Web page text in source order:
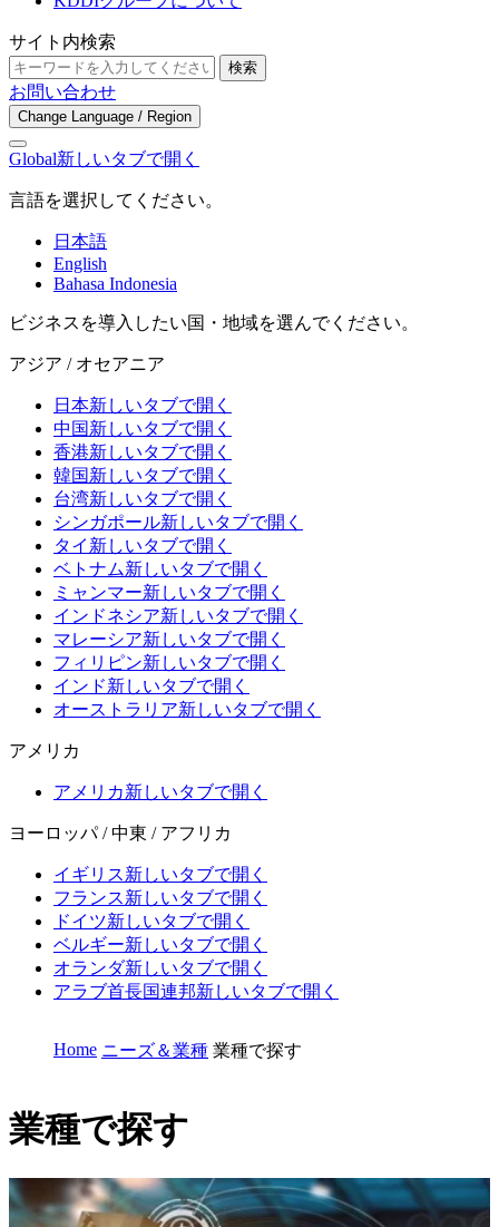
サイト内検索
検索
お問い合わせ
Change Language / Region
Global新しいタブで開く
言語を選択してください。
日本語
English
Bahasa Indonesia
ビジネスを導入したい国・地域を選んでください。
アジア / オセアニア
日本新しいタブで開く
中国新しいタブで開く
香港新しいタブで開く
韓国新しいタブで開く
台湾新しいタブで開く
シンガポール新しいタブで開く
タイ 新しいタブで開く
ベトナム新しいタブで開く
ミャンマー新しいタブで開く
インドネシア新しいタブで開く
マレーシア新しいタブで開く
フィリピン新しいタブで開く
インド新しいタブで開く
オーストラリア新しいタブで開く
アメリカ
アメリカ新しいタブで開く
ヨーロッパ / 中東 / アフリカ
イギリス新しいタブで開く
フランス新しいタブで開く
ドイツ新しいタブで開く
ベルギー新しいタブで開く
オランダ新しいタブで開く
アラブ首長国連邦新しいタブで開く
Home ニーズ＆業種 業種で探す
業種で探す